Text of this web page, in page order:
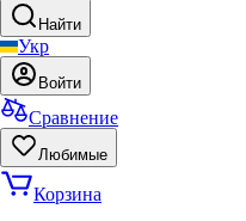
Найти
Укр
Войти
Сравнение
Любимые
Корзина